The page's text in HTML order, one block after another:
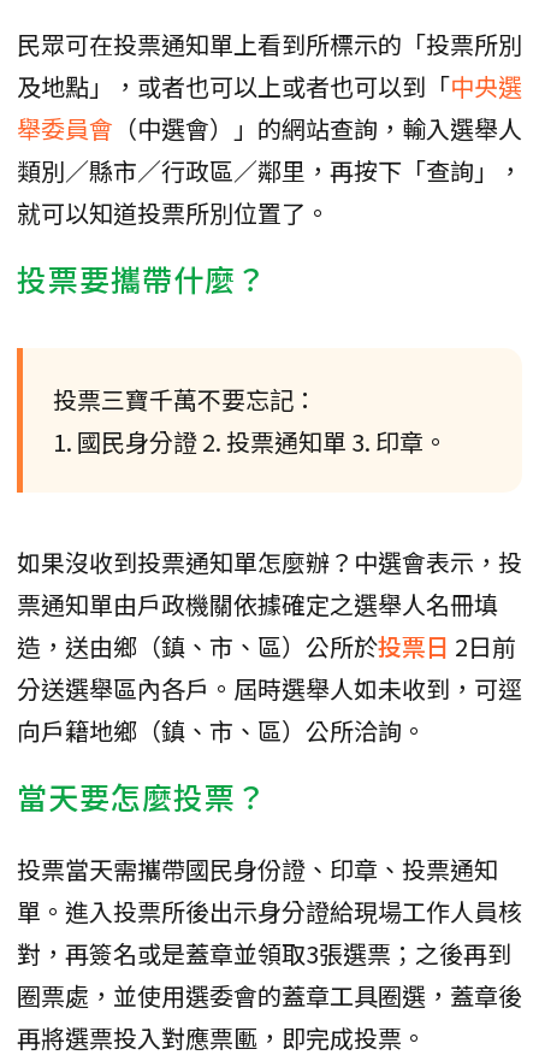
民眾可在投票通知單上看到所標示的「投票所別
及地點」，或者也可以上或者也可以到「中央選
舉委員會 （中選會）」的網站查詢，輸入選舉人
類別／縣市／行政區／鄰里，再按下「查詢」，
就可以知道投票所別位置了。
投票要攜帶什麼？
投票三寶千萬不要忘記：
1. 國民身分證 2. 投票通知單 3. 印章。
如果沒收到投票通知單怎麼辦？中選會表示，投
票通知單由戶政機關依據確定之選舉人名冊填
造，送由鄉（鎮、市、區）公所於投票日 2日前
分送選舉區內各戶。屆時選舉人如未收到，可逕
向戶籍地鄉（鎮、市、區）公所洽詢。
當天要怎麼投票？
投票當天需攜帶國民身份證、印章、投票通知
單。進入投票所後出示身分證給現場工作人員核
對，再簽名或是蓋章並領取3張選票；之後再到
圈票處，並使用選委會的蓋章工具圈選，蓋章後
再將選票投入對應票匭，即完成投票。